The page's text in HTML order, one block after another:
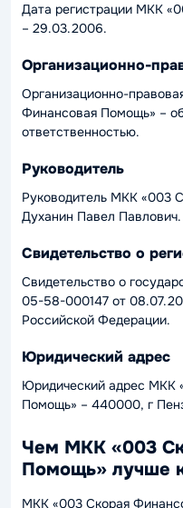
Дата регистрации МКК
– 29.03.2006.
Организационно-
Организационно-
Финансовая Помощь» –
ответственностью.
Руководитель
Руководитель МКК «003
Духанин Павел Павлович.
Свидетельство о
Свидетельство о
05-58-000147 от
Российской Федерации.
Юридический адрес
Юридический адрес МКК
Помощь» – 440000, г
Чем МКК «003
Помощь» лучше
МКК «003 Скорая